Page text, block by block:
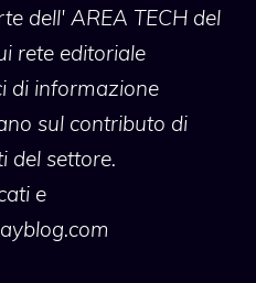
dell' AREA TECH del
rete editoriale
di informazione
sul contributo di
del settore.
e